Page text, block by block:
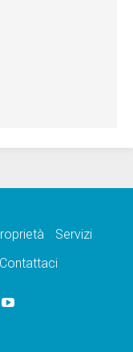
Servizi
Contattaci